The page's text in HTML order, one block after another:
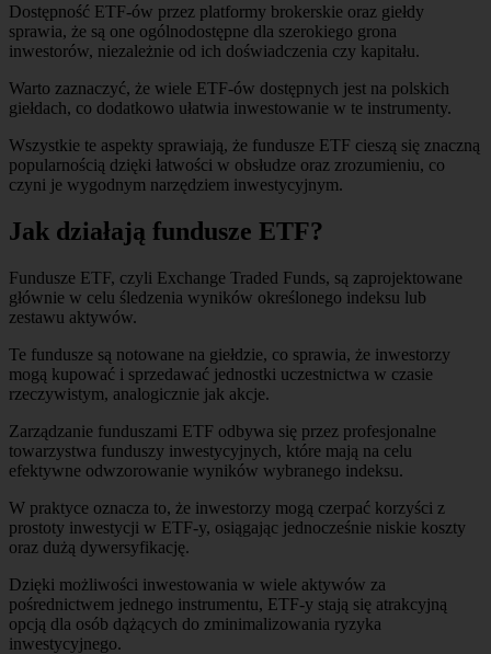
Dostępność ETF-ów przez platformy brokerskie oraz giełdy
sprawia, że są one ogólnodostępne dla szerokiego grona
inwestorów, niezależnie od ich doświadczenia czy kapitału.
Warto zaznaczyć, że wiele ETF-ów dostępnych jest na polskich
giełdach, co dodatkowo ułatwia inwestowanie w te instrumenty.
Wszystkie te aspekty sprawiają, że fundusze ETF cieszą się znaczną
popularnością dzięki łatwości w obsłudze oraz zrozumieniu, co
czyni je wygodnym narzędziem inwestycyjnym.
Jak działają fundusze ETF?
Fundusze ETF, czyli Exchange Traded Funds, są zaprojektowane
głównie w celu śledzenia wyników określonego indeksu lub
zestawu aktywów.
Te fundusze są notowane na giełdzie, co sprawia, że inwestorzy
mogą kupować i sprzedawać jednostki uczestnictwa w czasie
rzeczywistym, analogicznie jak akcje.
Zarządzanie funduszami ETF odbywa się przez profesjonalne
towarzystwa funduszy inwestycyjnych, które mają na celu
efektywne odwzorowanie wyników wybranego indeksu.
W praktyce oznacza to, że inwestorzy mogą czerpać korzyści z
prostoty inwestycji w ETF-y, osiągając jednocześnie niskie koszty
oraz dużą dywersyfikację.
Dzięki możliwości inwestowania w wiele aktywów za
pośrednictwem jednego instrumentu, ETF-y stają się atrakcyjną
opcją dla osób dążących do zminimalizowania ryzyka
inwestycyjnego.